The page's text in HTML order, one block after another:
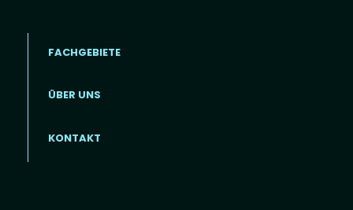
FACHGEBIETE
ÜBER UNS
KONTAKT